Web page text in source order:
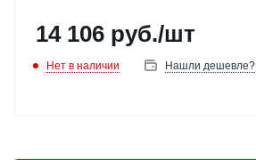
14 106 руб./шт
Нет в наличии Нашли дешевле?